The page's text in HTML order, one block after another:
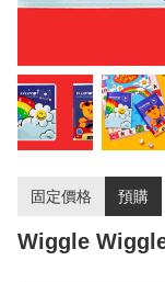
固定價格 預購
Wiggle